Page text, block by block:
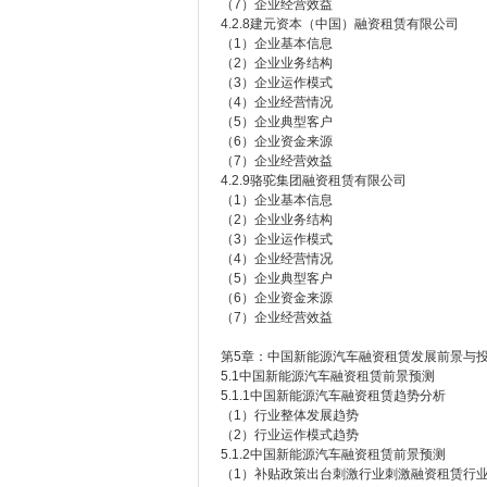
（7）企业经营效益
4.2.8建元资本（中国）融资租赁有限公司
（1）企业基本信息
（2）企业业务结构
（3）企业运作模式
（4）企业经营情况
（5）企业典型客户
（6）企业资金来源
（7）企业经营效益
4.2.9骆驼集团融资租赁有限公司
（1）企业基本信息
（2）企业业务结构
（3）企业运作模式
（4）企业经营情况
（5）企业典型客户
（6）企业资金来源
（7）企业经营效益
第5章：中国新能源汽车融资租赁发展前景与
5.1中国新能源汽车融资租赁前景预测
5.1.1中国新能源汽车融资租赁趋势分析
（1）行业整体发展趋势
（2）行业运作模式趋势
5.1.2中国新能源汽车融资租赁前景预测
（1）补贴政策出台刺激行业刺激融资租赁行